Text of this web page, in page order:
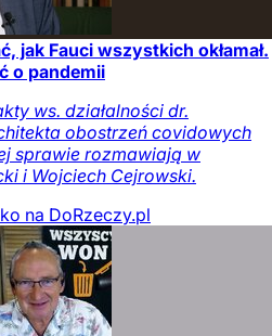
jak Fauci wszystkich okłamał.
o pandemii
ws. działalności dr.
obostrzeń covidowych
sprawie rozmawiają w
i Wojciech Cejrowski.
na DoRzeczy.pl